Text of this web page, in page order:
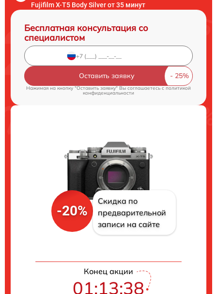
Fujifilm X-T5 Body Silver от 35 минут
Бесплатная консультация со
специалистом
Оставить заявку
Нажимая на кнопку "Оставить заявку" Вы соглашаетесь c политикой
конфиденциальности
-20%
Скидка по
предварительной
записи на сайте
Конец акции
01:13:37